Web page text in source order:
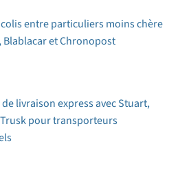
entre particuliers moins chère
Blablacar et Chronopost
livraison express avec Stuart,
pour transporteurs